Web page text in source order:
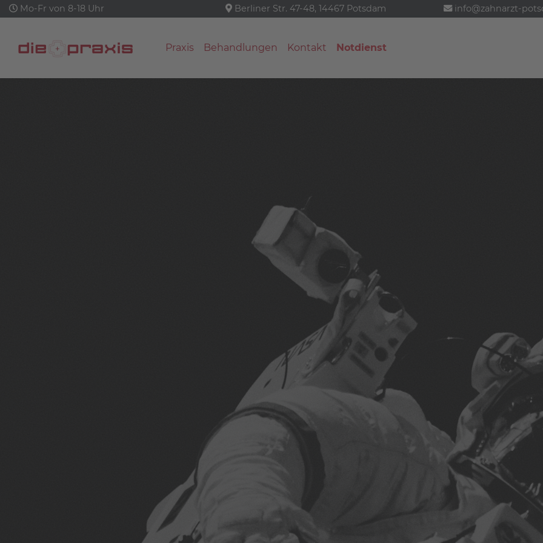
Mo-Fr von 8-18 Uhr Berliner Str. 47-48, 14467 Potsdam info@zahnarzt-
Praxis Behandlungen Kontakt Notdienst